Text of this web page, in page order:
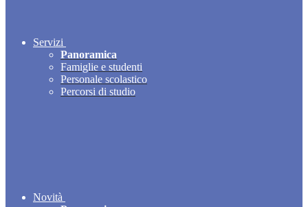
Servizi
Panoramica
Famiglie e studenti
Personale scolastico
Percorsi di studio
Novità